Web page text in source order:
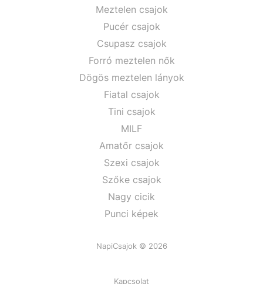
Meztelen csajok
Pucér csajok
Csupasz csajok
Forró meztelen nők
Dögös meztelen lányok
Fiatal csajok
Tini csajok
MILF
Amatőr csajok
Szexi csajok
Szőke csajok
Nagy cicik
Punci képek
NapiCsajok © 2026
Kapcsolat